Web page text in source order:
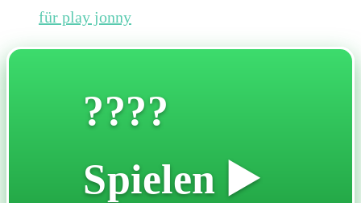
für play jonny
????
Spielen ▶️